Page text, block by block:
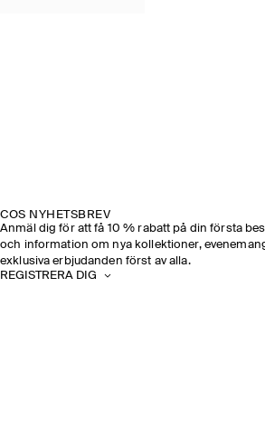
COS NYHETSBREV
Anmäl dig för att få 10 % rabatt på din första
och information om nya kollektioner,
exklusiva erbjudanden först av alla.
REGISTRERA DIG